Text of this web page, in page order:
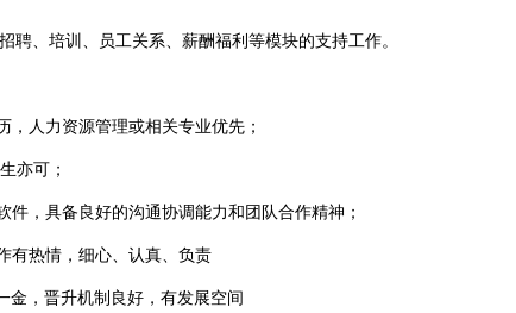
聘、培训、员工关系、薪酬福利等模块的支持工作。
，人力资源管理或相关专业优先；
亦可；
件，具备良好的沟通协调能力和团队合作精神；
有热情，细心、认真、负责
金，晋升机制良好，有发展空间